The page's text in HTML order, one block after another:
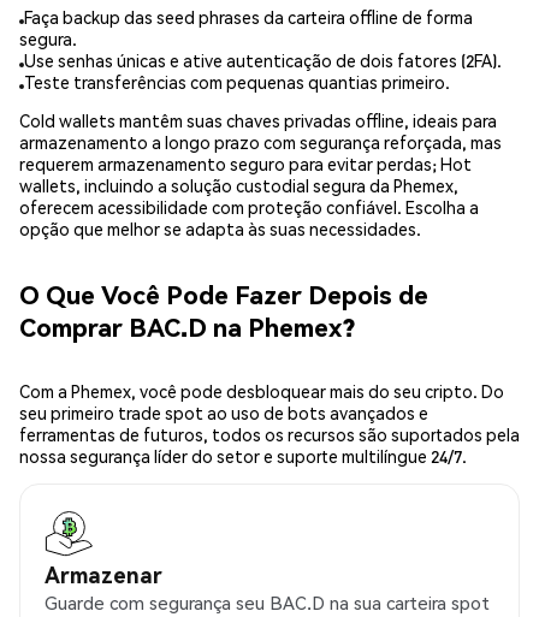
Faça backup das seed phrases da carteira offline de forma
segura.
Use senhas únicas e ative autenticação de dois fatores (2FA).
Teste transferências com pequenas quantias primeiro.
Cold wallets mantêm suas chaves privadas offline, ideais para
armazenamento a longo prazo com segurança reforçada, mas
requerem armazenamento seguro para evitar perdas; Hot
wallets, incluindo a solução custodial segura da Phemex,
oferecem acessibilidade com proteção confiável. Escolha a
opção que melhor se adapta às suas necessidades.
O Que Você Pode Fazer Depois de
Comprar BAC.D na Phemex?
Com a Phemex, você pode desbloquear mais do seu cripto. Do
seu primeiro trade spot ao uso de bots avançados e
ferramentas de futuros, todos os recursos são suportados pela
nossa segurança líder do setor e suporte multilíngue 24/7.
Armazenar
Guarde com segurança seu BAC.D na sua carteira spot